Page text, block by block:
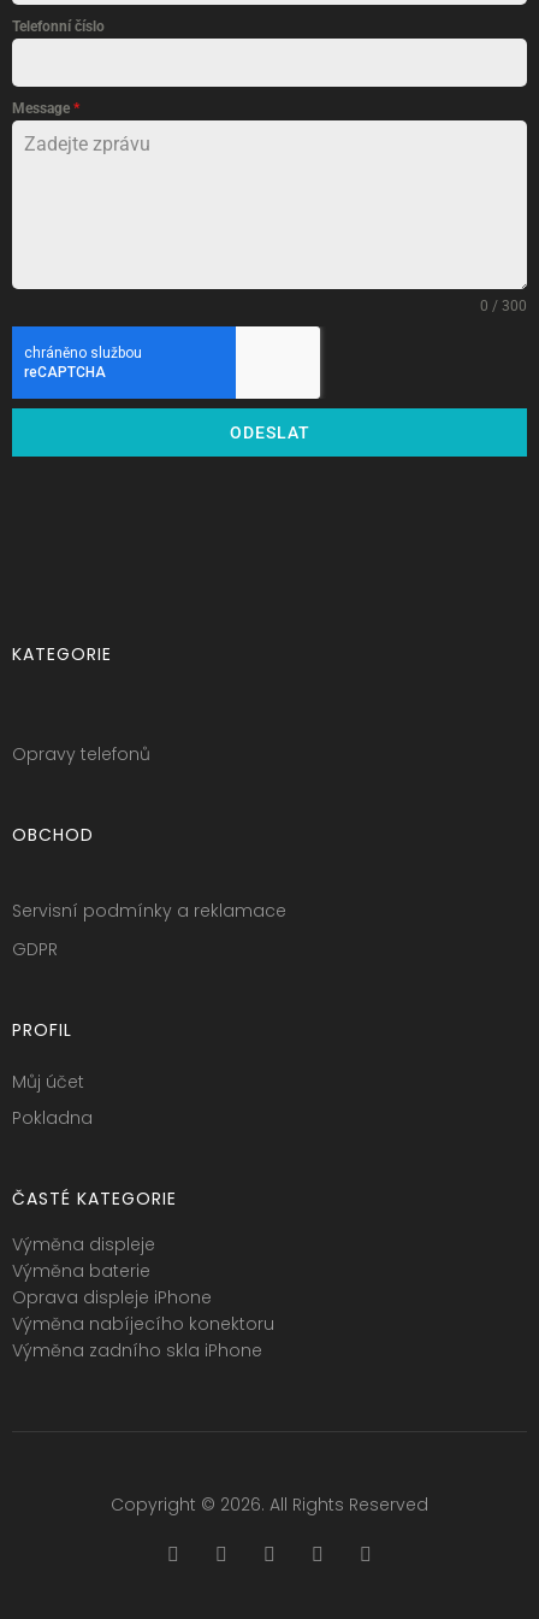
Telefonní číslo
Message *
0 / 300
ODESLAT
KATEGORIE
Opravy telefonů
OBCHOD
Servisní podmínky a reklamace
GDPR
PROFIL
Můj účet
Pokladna
ČASTÉ KATEGORIE
Výměna displeje
Výměna baterie
Oprava displeje iPhone
Výměna nabíjecího konektoru
Výměna zadního skla iPhone
Copyright © 2026. All Rights Reserved